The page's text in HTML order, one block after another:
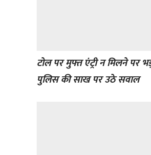
टोल पर मुफ्त एंट्री न मिलने पर
पुलिस की साख पर उठे सवाल